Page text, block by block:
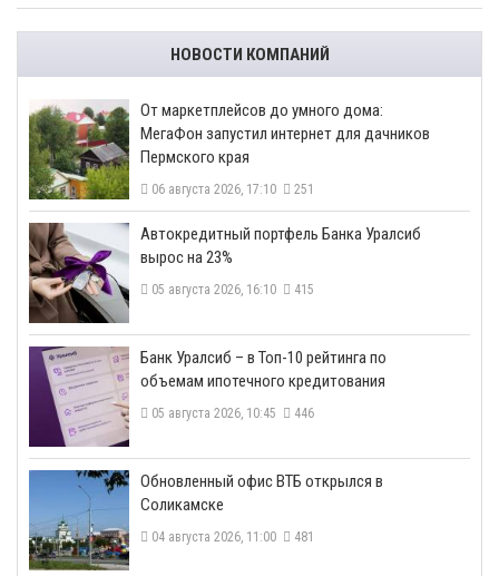
НОВОСТИ КОМПАНИЙ
От маркетплейсов до умного дома:
МегаФон запустил интернет для дачников
Пермского края
06 августа 2026, 17:10 251
​Автокредитный портфель Банка Уралсиб
вырос на 23%
05 августа 2026, 16:10 415
​Банк Уралсиб – в Топ-10 рейтинга по
объемам ипотечного кредитования
05 августа 2026, 10:45 446
​Обновленный офис ВТБ открылся в
Соликамске
04 августа 2026, 11:00 481